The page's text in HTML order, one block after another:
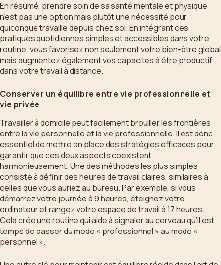
En résumé, prendre soin de sa santé mentale et physique
n’est pas une option mais plutôt une nécessité pour
quiconque travaille depuis chez soi. En intégrant ces
pratiques quotidiennes simples et accessibles dans votre
routine, vous favorisez non seulement votre bien-être global
mais augmentez également vos capacités à être productif
dans votre travail à distance.
Conserver un équilibre entre vie professionnelle et
vie privée
Travailler à domicile peut facilement brouiller les frontières
entre la vie personnelle et la vie professionnelle. Il est donc
essentiel de mettre en place des stratégies efficaces pour
garantir que ces deux aspects coexistent
harmonieusement. Une des méthodes les plus simples
consiste à définir des heures de travail claires, similaires à
celles que vous auriez au bureau. Par exemple, si vous
démarrez votre journée à 9 heures, éteignez votre
ordinateur et rangez votre espace de travail à 17 heures.
Cela crée une routine qui aide à signaler au cerveau qu’il est
temps de passer du mode « professionnel » au mode «
personnel ».